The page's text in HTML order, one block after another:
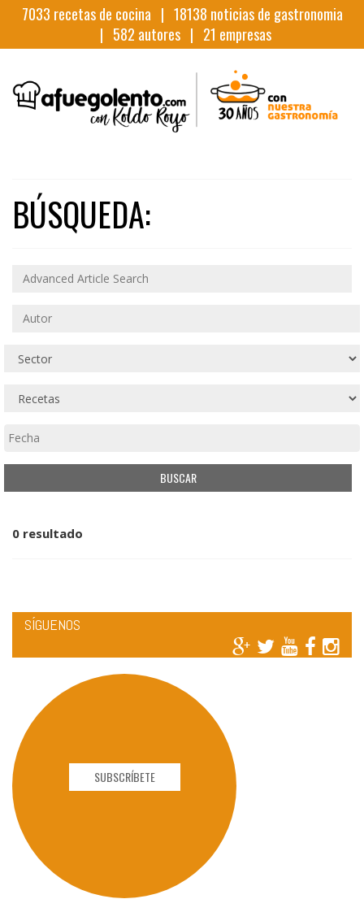
7033 recetas de cocina | 18138 noticias de gastronomia
| 582 autores | 21 empresas
BÚSQUEDA:
0 resultado
SÍGUENOS
SUBSCRÍBETE